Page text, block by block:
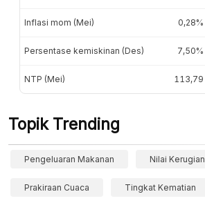
Inflasi mom (Mei) 0,28%
Persentase kemiskinan (Des) 7,50%
NTP (Mei) 113,79
Topik Trending
Pengeluaran Makanan Nilai Kerugian
Prakiraan Cuaca Tingkat Kematian